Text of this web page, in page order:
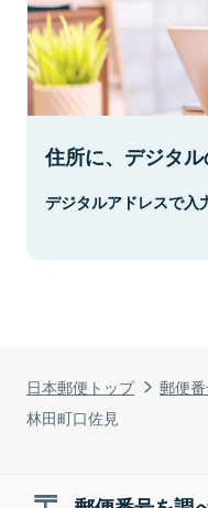
日本郵便トップ 郵便
林田町口佐見
住所に、デジタル
デジタルアドレスで入